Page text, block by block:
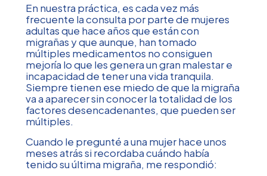
En nuestra práctica, es cada vez más
frecuente la consulta por parte de mujeres
adultas que hace años que están con
migrañas y que aunque, han tomado
múltiples medicamentos no consiguen
mejoría lo que les genera un gran malestar e
incapacidad de tener una vida tranquila.
Siempre tienen ese miedo de que la migraña
va a aparecer sin conocer la totalidad de los
factores desencadenantes, que pueden ser
múltiples.
Cuando le pregunté a una mujer hace unos
meses atrás si recordaba cuándo había
tenido su última migraña, me respondió: